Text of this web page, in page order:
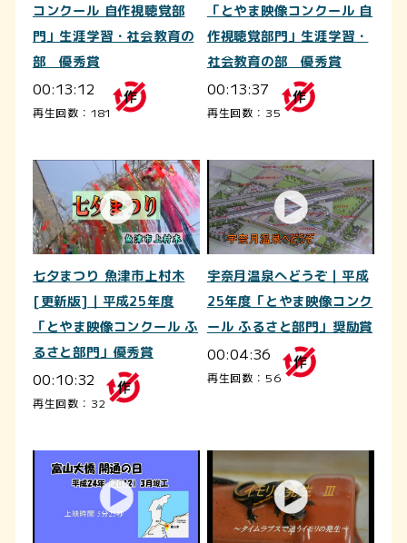
コンクール 自作視聴覚部
門」生涯学習・社会教育の
部 優秀賞
00:13:12
再生回数：181
「とやま映像コンクール 自
作視聴覚部門」生涯学習・
社会教育の部 優秀賞
00:13:37
再生回数：35
七夕まつり 魚津市上村木
[更新版]｜平成25年度
「とやま映像コンクール ふ
るさと部門」優秀賞
00:10:32
再生回数：32
宇奈月温泉へどうぞ｜平成
25年度「とやま映像コンク
ール ふるさと部門」奨励賞
00:04:36
再生回数：56